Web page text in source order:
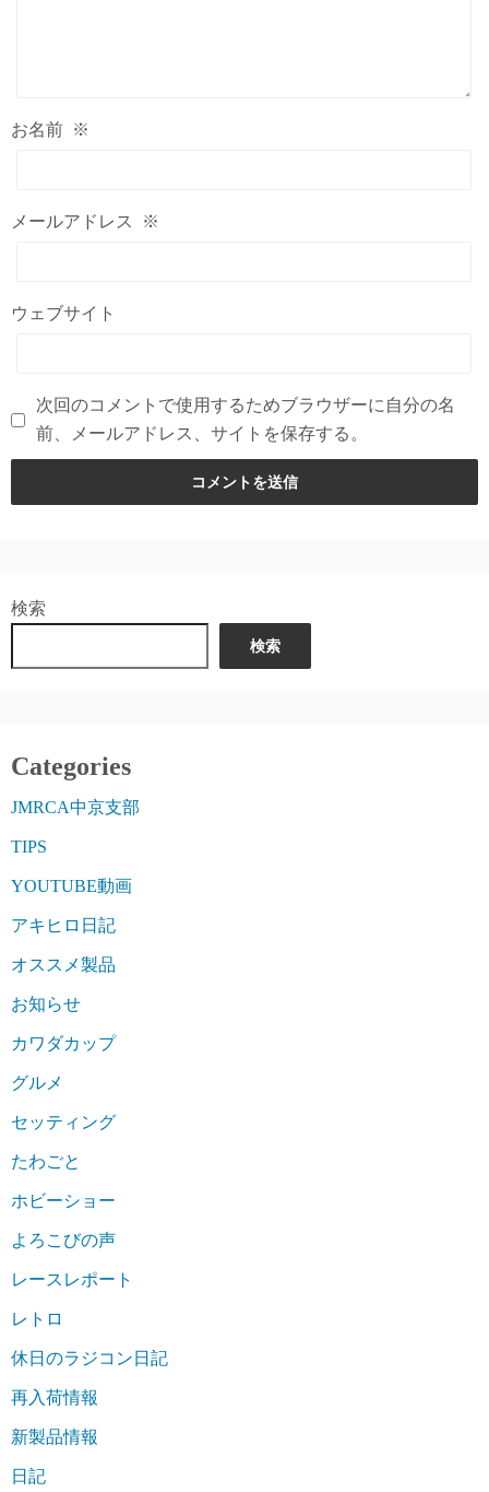
お名前 ※
メールアドレス ※
ウェブサイト
次回のコメントで使用するためブラウザーに自分の名
前、メールアドレス、サイトを保存する。
検索
検索
Categories
JMRCA中京支部
TIPS
YOUTUBE動画
アキヒロ日記
オススメ製品
お知らせ
カワダカップ
グルメ
セッティング
たわごと
ホビーショー
よろこびの声
レースレポート
レトロ
休日のラジコン日記
再入荷情報
新製品情報
日記